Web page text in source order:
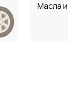
Масла